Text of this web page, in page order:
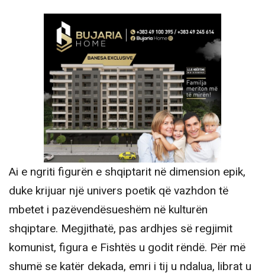
Ai e ngriti figurën e shqiptarit në dimension epik,
duke krijuar një univers poetik që vazhdon të
mbetet i pazëvendësueshëm në kulturën
shqiptare. Megjithatë, pas ardhjes së regjimit
komunist, figura e Fishtës u godit rëndë. Për më
shumë se katër dekada, emri i tij u ndalua, librat u